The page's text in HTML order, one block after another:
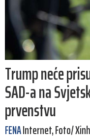
Trump neće
SAD-a na
prvenstvu
FENAInternet, Foto/